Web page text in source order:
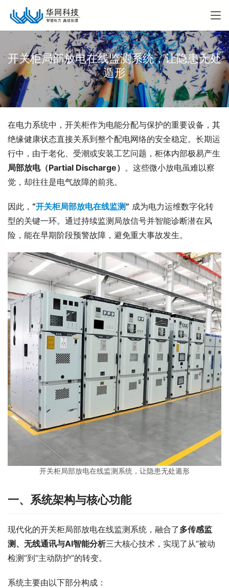
开关柜局部放电在线监测系统，让隐患无处
遁形
在电力系统中，开关柜作为电能分配与保护的重要设备，其
绝缘健康状态直接关系到整个配电网络的安全稳定。长期运
行中，由于老化、受潮或安装工艺问题，柜体内部极易产生
局部放电（Partial Discharge） 。这些微小放电虽难以察
觉，却往往是电气故障的前兆。
因此， “开关柜局部放电在线监测” 成为电力运维数字化转
型的关键一环。通过持续监测局放信号并智能诊断潜在风
险，能在早期阶段预警故障，避免重大事故发生。
开关柜局部放电在线监测系统，让隐患无处遁形
一、系统架构与核心功能
现代化的开关柜局部放电在线监测系统，融合了多传感监
测 、无线通讯与AI智能分析三大核心技术，实现了从“被动
检测”到“主动防护”的转变。
系统主要由以下部分构成：